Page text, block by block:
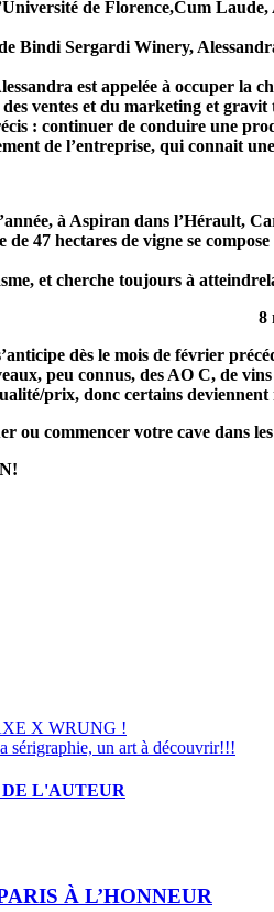
de Florence,Cum
Bindi Sergardi Winery,
est appelée à occuper la
ventes et du marketing et
: continuer de conduire une
de l’entreprise, qui connait
à Aspiran dans l’Hérault,
de 47 hectares de vigne se
et cherche toujours à
8
dès le mois de février
peu connus, des AO C, de
prix, donc certains deviennent
ou commencer votre cave dans
X WRUNG !
sérigraphie, un art à découvrir!!!
DE L'AUTEUR
À L’HONNEUR